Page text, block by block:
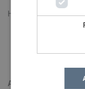
Har du spørgsmål,
Cheflæge Lene
Ansøgningsfrist: